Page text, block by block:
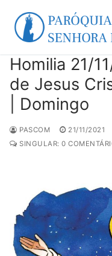
para
Homilia 21/
de Jesus
| Domingo
PASCOM 21/11/2021
SINGULAR: 0